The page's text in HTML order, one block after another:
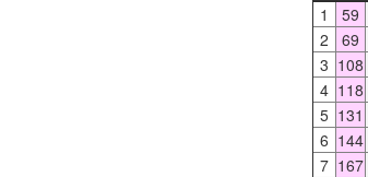
1
59
2
69
3 108
4 118
5 131
6 144
7 167